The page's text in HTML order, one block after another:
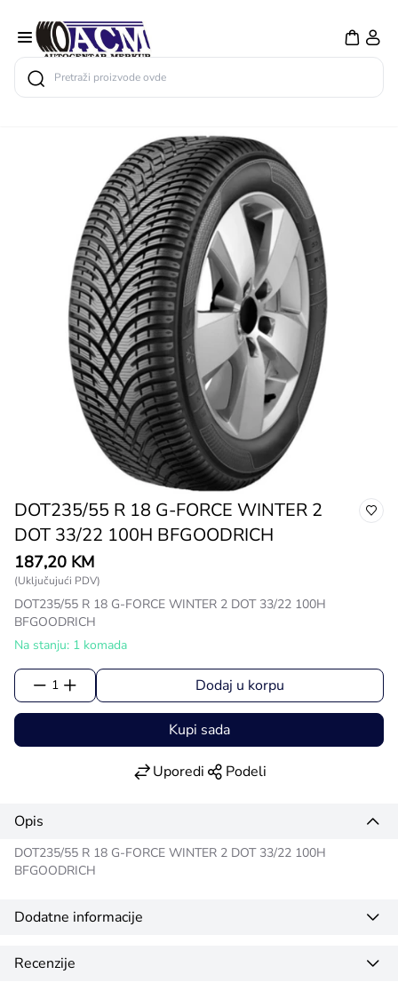
Search
DOT235/55 R 18 G-FORCE WINTER 2
DOT 33/22 100H BFGOODRICH
187,20 KM
(Uključujući PDV)
DOT235/55 R 18 G-FORCE WINTER 2 DOT 33/22 100H
BFGOODRICH
Na stanju: 1 komada
1 Dodaj u korpu
Kupi sada
Uporedi Podeli
Opis
DOT235/55 R 18 G-FORCE WINTER 2 DOT 33/22 100H
BFGOODRICH
Dodatne informacije
Recenzije